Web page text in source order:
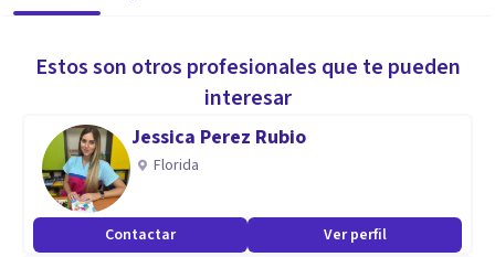
Estos son otros profesionales que te pueden
interesar
Jessica Perez Rubio
Florida
Contactar Ver perfil